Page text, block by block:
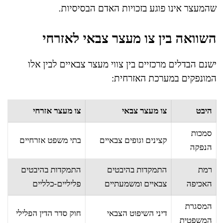
שהמעצר אינו פוגע בזכויות האדם הבסיסיות.
השוואה בין צו מעצר צבאי לאזרחי
ישנם הבדלים מרכזיים בין צווי מעצר צבאיים לבין אלו
המונפקים במערכת האזרחית:
היבט צו מעצר צבאי צו מעצר אזרחי
סמכות
הנפקה
קצינים וגופים צבאיים בתי משפט אזרחיים
רמת
האכיפה
התמקדות בהיבטים
צבאיים ומשמעתיים
התמקדות בהיבטים
פליליים-כלליים
המסגרת
המשפטית
דיני השיפוט הצבאי חוק סדר הדין הפלילי